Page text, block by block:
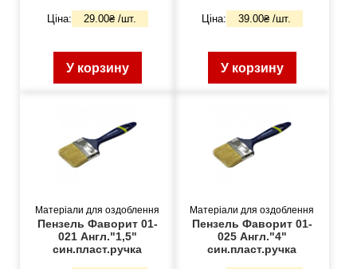
Ціна: 29.00₴ /шт.
У корзину
Ціна: 39.00₴ /шт.
У корзину
Матеріали для оздоблення
Пензель Фаворит 01-
021 Англ."1,5"
син.пласт.ручка
Матеріали для оздоблення
Пензель Фаворит 01-
025 Англ."4"
син.пласт.ручка